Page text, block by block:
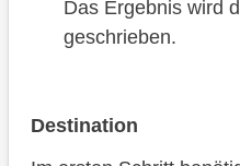
Das Ergebnis wird
geschrieben.
Destination